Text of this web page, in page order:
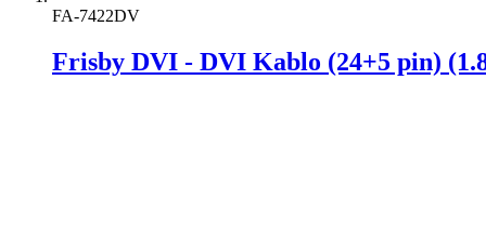
FA-7422DV
Frisby DVI - DVI Kablo (24+5 pin)